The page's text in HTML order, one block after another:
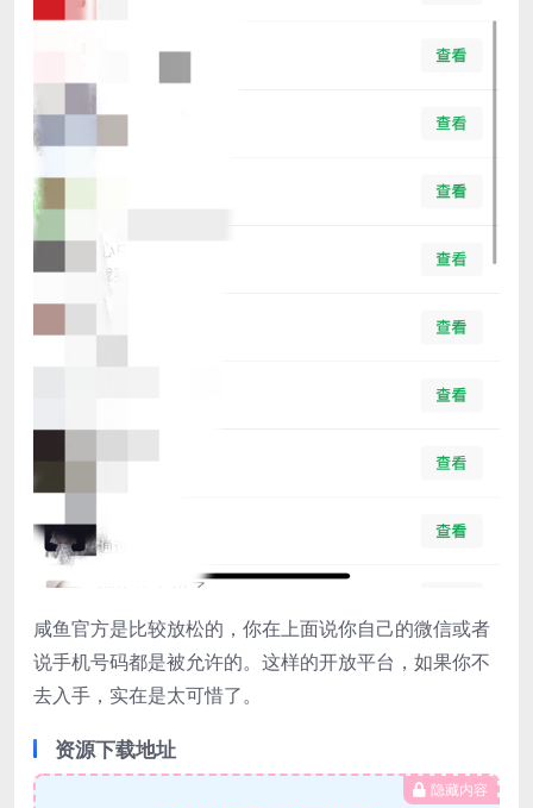
咸鱼官方是比较放松的，你在上面说你自己的微信或者
说手机号码都是被允许的。这样的开放平台，如果你不
去入手，实在是太可惜了。
资源下载地址
隐藏内容